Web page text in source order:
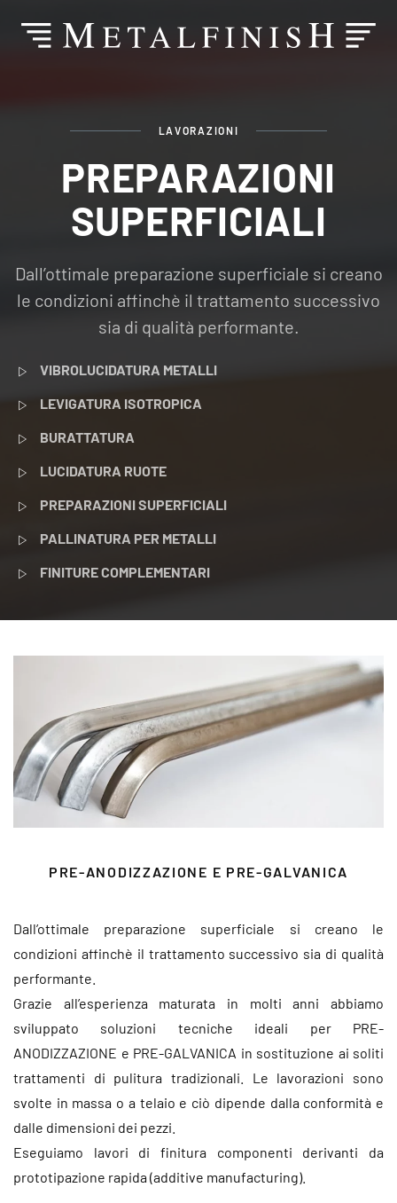
LAVORAZIONI
PREPARAZIONI
SUPERFICIALI
Dall’ottimale preparazione superficiale si creano
le condizioni affinchè il trattamento successivo
sia di qualità performante.
VIBROLUCIDATURA METALLI
LEVIGATURA ISOTROPICA
BURATTATURA
LUCIDATURA RUOTE
PREPARAZIONI SUPERFICIALI
PALLINATURA PER METALLI
FINITURE COMPLEMENTARI
PRE-ANODIZZAZIONE E PRE-GALVANICA
Dall’ottimale preparazione superficiale si creano le
condizioni affinchè il trattamento successivo sia di qualità
performante.
Grazie all’esperienza maturata in molti anni abbiamo
sviluppato soluzioni tecniche ideali per PRE-
ANODIZZAZIONE e PRE-GALVANICA in sostituzione ai soliti
trattamenti di pulitura tradizionali. Le lavorazioni sono
svolte in massa o a telaio e ciò dipende dalla conformità e
dalle dimensioni dei pezzi.
Eseguiamo lavori di finitura componenti derivanti da
prototipazione rapida (additive manufacturing).